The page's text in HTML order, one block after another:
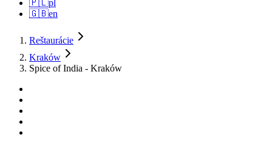
🇵🇱pl
🇬🇧en
Reštaurácie
Kraków
Spice of India - Kraków